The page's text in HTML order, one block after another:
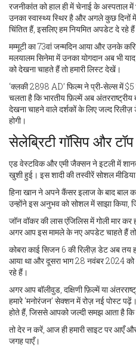
रजनीकांत को हाल ही में चेनाई के अस्पताल में
उनका स्वास्थ्य स्थिर है और अगले कुछ
चिंतित हैं, इसलिए हम नियमित अपडेट दे रहे
मम्मूटी का 73वां जन्मदिन आया और उनके
मलयालम सिनेमा में उनका योगदान अब भी
को देखना चाहते हैं तो हमारी लिस्ट देखें।
‘क्लकी 2898 AD’ फिल्म ने प्री‑सेल्स में
चलता है कि भारतीय फ़िल्में अब
देखना चाहने वाले दर्शकों के लिए जल्द रिलीज़
होगी।
सेलेब्रिटी गॉसिप और
एड वेस्टविक और एमी जैक्सन ने इटली में
खुशी हुई। इस शादी की तस्वीरें सोशल
हिना खान ने अपने कैंसर इलाज के बाद बाल
उन्होंने इस अनुभव को सोशल में साझा किया,
जॉन वॉकर की लास एंजिलिस में गोली मार
अगर आप इस मामले के नए अपडेट चाहते हैं तो
कोबरा काई सिजन 6 की रिलीज़ डेट अब तय
आया था और दूसरा भाग 28 नवंबर 2024
रहे हैं।
अगर आप बॉलीवुड, दक्षिणी फ़िल्में या
हमारे ‘मनोरंजन’ सेक्शन में रोज़ नई पोस्ट
होते हैं, जिससे आपको जल्दी समझ आता है कि
तो देर न करें, आज ही हमारी साइट पर आएँ
जगह पाएँ।